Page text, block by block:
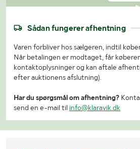
Sådan fungerer afhentning
Varen forbliver hos sælgeren, indtil
Når betalingen er modtaget, får
kontaktoplysninger og kan aftale
efter auktionens afslutning).
Har du spørgsmål om afhentning?
send en e-mail til info@klaravik.dk